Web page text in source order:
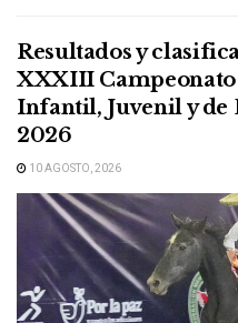
Resultados y
XXXIII
Infantil, Juvenil y de
2026
10 AGOSTO, 2026